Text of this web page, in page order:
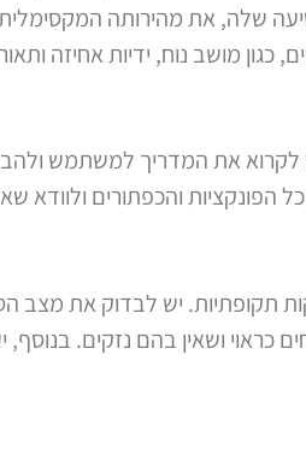
שלה, את מהירותה המקסימלית
מושב נוח, ידיות אחיזה
את המדריך למשתמש
הפונקציות והכפתורים
תקופתיות. יש לבדוק את מצב
כראוי ושאין בהם נזקים.